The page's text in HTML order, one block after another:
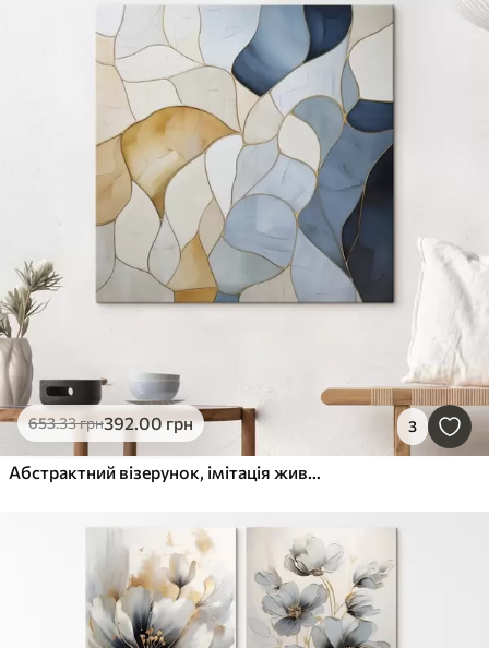
653.33грн392.00грн 3
Абстрактний візерунок, імітація живопису